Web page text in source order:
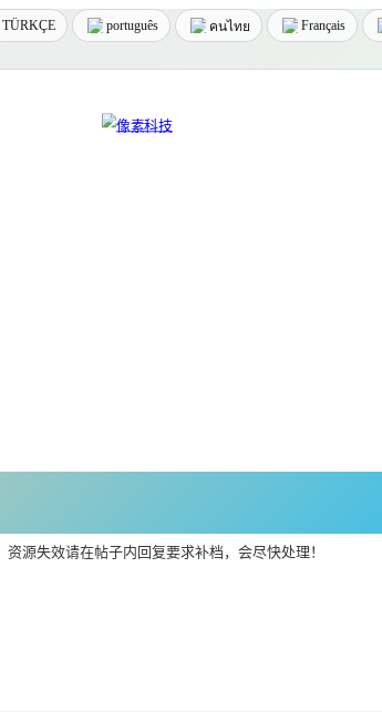
TÜRKÇE português คนไทย Français
源失效请在帖子内回复要求补档，会尽快处理！